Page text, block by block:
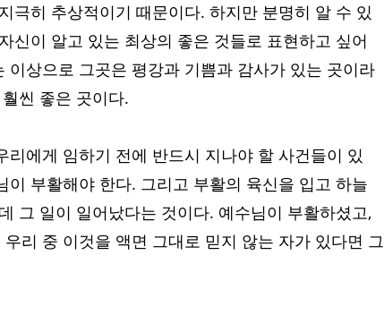
극히 추상적이기 때문이다. 하지만 분명히 알 수 있
신이 알고 있는 최상의 좋은 것들로 표현하고 싶어
상으로 그곳은 평강과 기쁨과 감사가 있는 곳이라
씬 좋은 곳이다.
에게 임하기 전에 반드시 지나야 할 사건들이 있
부활해야 한다. 그리고 부활의 육신을 입고 하늘
그 일이 일어났다는 것이다. 예수님이 부활하셨고,
리 중 이것을 액면 그대로 믿지 않는 자가 있다면 그